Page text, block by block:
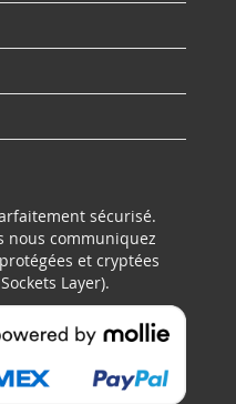
sécurisé.
nous communiquez
et cryptées
Layer).